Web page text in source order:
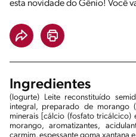
esta novidade do Gênio! Você
Ingredientes
(Iogurte) Leite reconstituído
integral, preparado de morango
minerais [cálcio (fosfato tricálcico)
morango, aromatizantes,